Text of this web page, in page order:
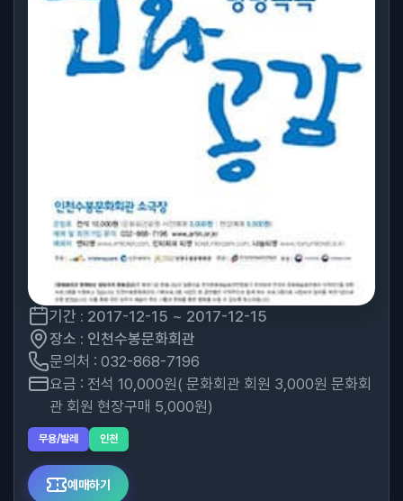
기간 : 2017-12-15 ~ 2017-12-15
장소 : 인천수봉문화회관
문의처 : 032-868-7196
요금 : 전석 10,000원( 문화회관 회원 3,000원 문화회
관 회원 현장구매 5,000원)
무용/발레 인천
예매하기